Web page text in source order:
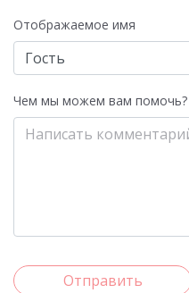
Отображаемое имя
Чем мы можем вам помочь?
Отправить